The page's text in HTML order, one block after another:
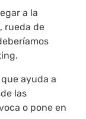
a la
rueda de
ayuda a
las
o pone en